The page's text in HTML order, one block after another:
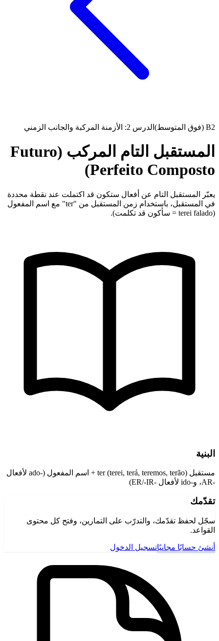
B2 (فوق المتوسط) الدرس 2: الأزمنة المركبة والجانب الزمني
المستقبل التام المركب (Futuro
Perfeito Composto)
يعبّر المستقبل التام عن أفعال ستكون قد اكتملت عند نقطة محددة
في المستقبل، باستخدام زمن المستقبل من "ter" مع اسم المفعول
(terei falado = سأكون قد تكلمت).
البنية
مستقبل ter (terei, terá, teremos, terão) + اسم المفعول (-ado لأفعال
-AR، و-ido لأفعال -ER/-IR)
تقدّمك
سجّل لحفظ تقدّمك، والتدرّب على التمارين، وفتح كل محتوى
القواعد.
أنشئ حسابًا مجانيًاتسجيل الدخول